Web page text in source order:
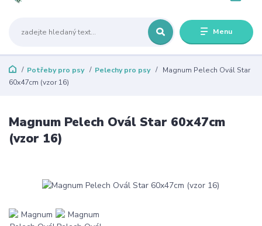
Menu
Potřeby pro psy Pelechy pro psy
Magnum Pelech Ovál Star
60x47cm (vzor 16)
Magnum Pelech Ovál Star 60x47cm
(vzor 16)